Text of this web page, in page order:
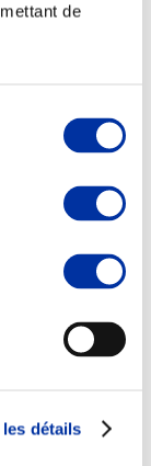
de
détails